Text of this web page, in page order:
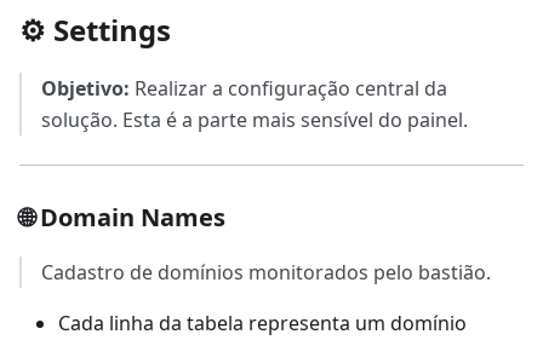
⚙️ Settings
Objetivo: Realizar a configuração central da
solução. Esta é a parte mais sensível do painel.
🌐 Domain Names
Cadastro de domínios monitorados pelo bastião.
Cada linha da tabela representa um domínio